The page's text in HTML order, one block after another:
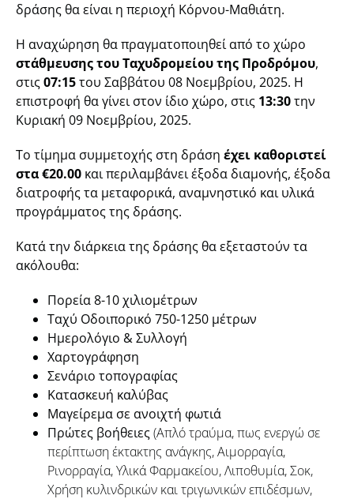
δράσης θα είναι η περιοχή Κόρνου-Μαθιάτη.
Η αναχώρηση θα πραγματοποιηθεί από το χώρο
στάθμευσης του Ταχυδρομείου της Προδρόμου,
στις07:15του Σαββάτου 08 Νοεμβρίου, 2025. Η
επιστροφή θα γίνει στον ίδιο χώρο, στις 13:30την
Κυριακή 09 Νοεμβρίου, 2025.
Το τίμημα συμμετοχής στη δράση έχει καθοριστεί
στα €20.00 και περιλαμβάνει έξοδα διαμονής, έξοδα
διατροφής τα μεταφορικά, αναμνηστικό και υλικά
προγράμματος της δράσης.
Κατά την διάρκεια της δράσης θα εξεταστούν τα
ακόλουθα:
Πορεία 8-10 χιλιομέτρων
Ταχύ Οδοιπορικό 750-1250 μέτρων
Ημερολόγιο &Συλλογή
Χαρτογράφηση
Σενάριο τοπογραφίας
Κατασκευή καλύβας
Μαγείρεμα σε ανοιχτή φωτιά
Πρώτες βοήθειες(Απλό τραύμα, πως ενεργώ σε
περίπτωση έκτακτης ανάγκης, Αιμορραγία,
Ρινορραγία, Υλικά Φαρμακείου, Λιποθυμία, Σοκ,
Χρήση κυλινδρικών και τριγωνικών επιδέσμων,